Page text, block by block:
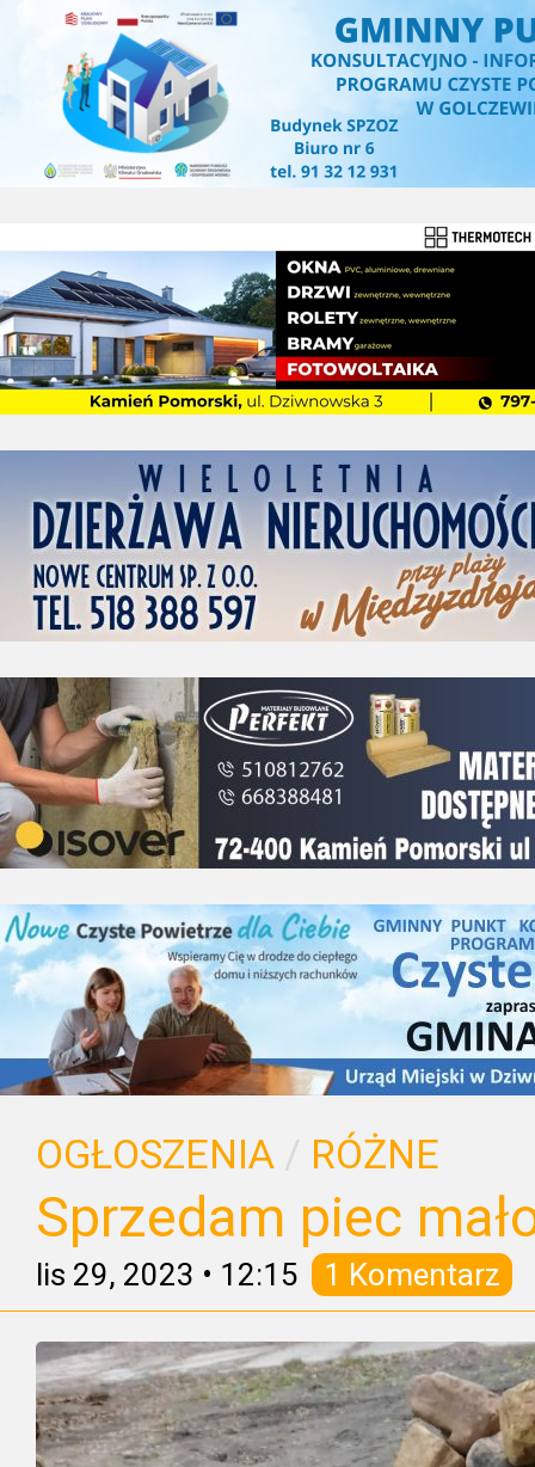
OGŁOSZENIA / RÓŻNE
Sprzedam piec
lis 29, 2023 • 12:15 1 Komentarz